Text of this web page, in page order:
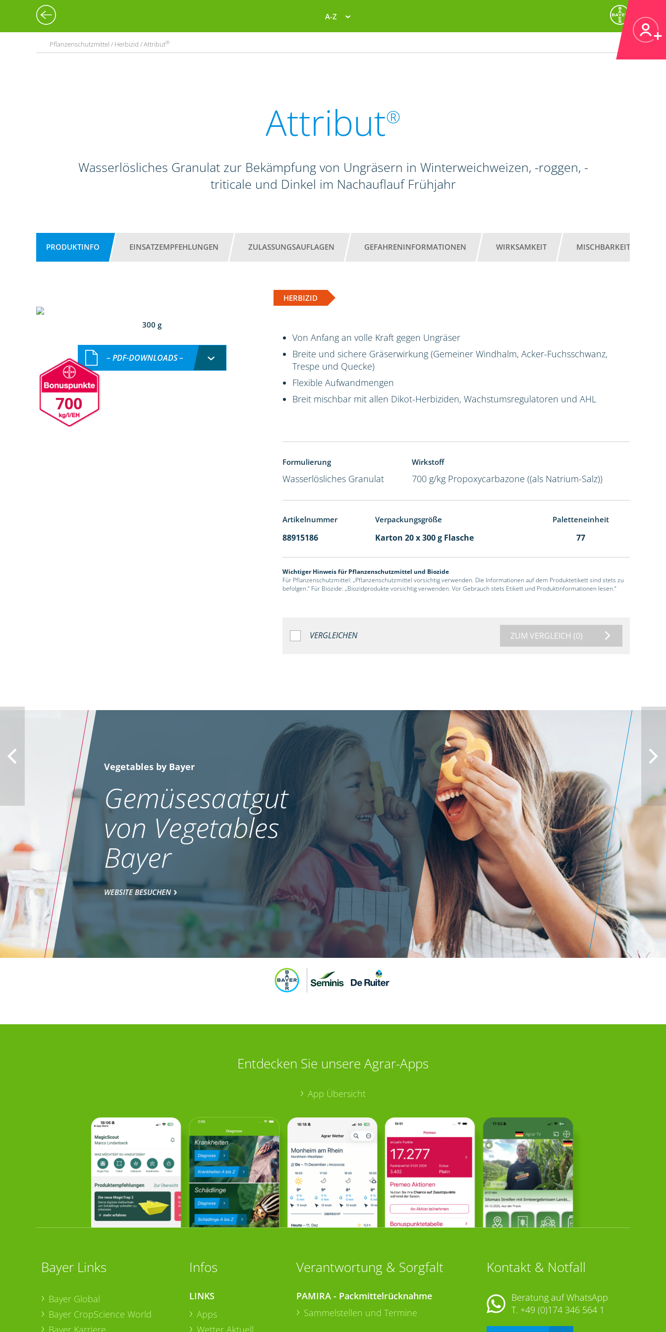
A-Z
Pflanzenschutzmittel / Herbizid / Attribut®
Attribut®
Wasserlösliches Granulat zur Bekämpfung von Ungräsern in Winterweichweizen, -roggen, -
triticale und Dinkel im Nachauflauf Frühjahr
PRODUKTINFO EINSATZEMPFEHLUNGEN ZULASSUNGSAUFLAGEN GEFAHRENINFORMATIONEN WIRKSAMKEIT MISCHBARKEIT
HERBIZID
300 g
700
– PDF-DOWNLOADS –
Von Anfang an volle Kraft gegen Ungräser
Breite und sichere Gräserwirkung (Gemeiner Windhalm, Acker-Fuchsschwanz,
Trespe und Quecke)
Flexible Aufwandmengen
Breit mischbar mit allen Dikot-Herbiziden, Wachstumsregulatoren und AHL
Formulierung
Wasserlösliches Granulat
Wirkstoff
700 g/kg Propoxycarbazone ((als Natrium-Salz))
Artikelnummer Verpackungsgröße Paletteneinheit
88915186 Karton 20 x 300 g Flasche 77
Wichtiger Hinweis für Pflanzenschutzmittel und Biozide
Für Pflanzenschutzmittel: „Pflanzenschutzmittel vorsichtig verwenden. Die Informationen auf dem Produktetikett sind stets zu
befolgen.“ Für Biozide: „Biozidprodukte vorsichtig verwenden. Vor Gebrauch stets Etikett und Produktinformationen lesen.“
VERGLEICHEN ZUM VERGLEICH (0)
Vegetables by Bayer
Gemüsesaatgut
von Vegetables
Bayer
WEBSITE BESUCHEN
Entdecken Sie unsere Agrar-Apps
App Übersicht
Bayer Links
Bayer Global
Bayer CropScience World
Bayer Karriere
Infos
LINKS
Apps
Wetter Aktuell
Verantwortung & Sorgfalt
PAMIRA - Packmittelrücknahme
Sammelstellen und Termine
Kontakt & Notfall
Beratung auf WhatsApp
T. +49 (0)174 346 564 1